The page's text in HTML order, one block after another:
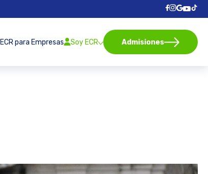
ECR para Empresas Soy ECR Admisiones